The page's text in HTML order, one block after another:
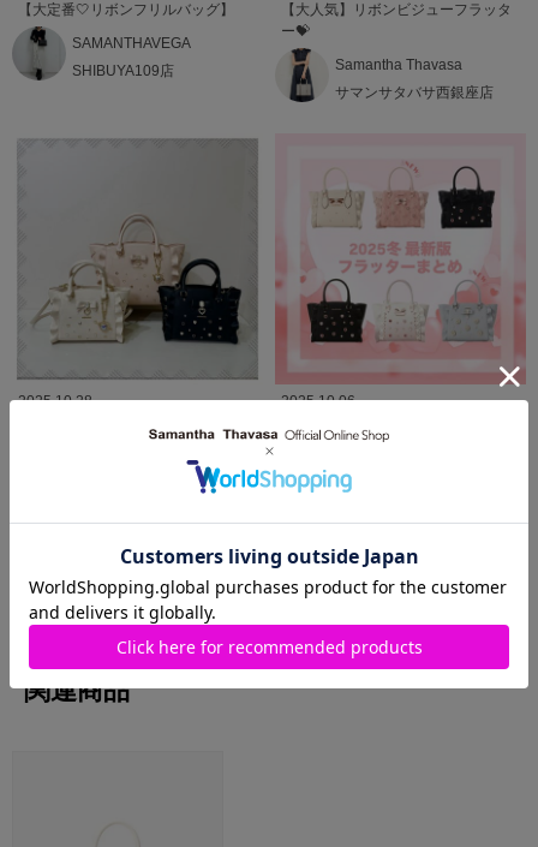
【大定番🤍リボンフリルバッグ】
SAMANTHAVEGA
SHIBUYA109店
【大人気】リボンビジューフラッタ
ー💝
Samantha Thavasa
サマンサタバサ西銀座店
2025.10.28
サイドレースアップリボンビジュー
2025.10.06
♡2025冬 最新版 フラッター特集♡
梅田エスト店
MORE
関連商品